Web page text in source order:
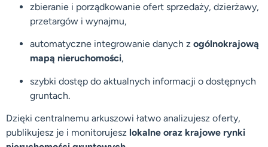
zbieranie i porządkowanie ofert sprzedaży, dzierżawy,
przetargów i wynajmu,
automatyczne integrowanie danych z ogólnokrajową
mapą nieruchomości,
szybki dostęp do aktualnych informacji o dostępnych
gruntach.
Dzięki centralnemu arkuszowi łatwo analizujesz oferty,
publikujesz je i monitorujesz lokalne oraz krajowe rynki